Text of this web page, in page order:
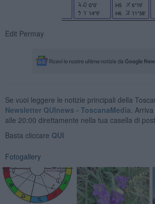
Edit Permay
Se vuoi leggere le notizie principali della
Newsletter QUInews - ToscanaMedia.
alle 20:00 direttamente nella tua casella di
Basta cliccare QUI
Fotogallery